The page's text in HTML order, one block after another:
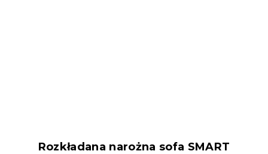
Rozkładana narożna sofa SMART